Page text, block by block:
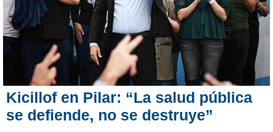
Kicillof en Pilar: “La salud pública
se defiende, no se destruye”